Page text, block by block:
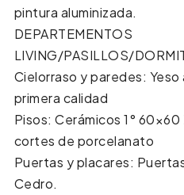
pintura aluminizada.
DEPARTEMENTOS
LIVING/PASILLOS/
Cielorraso y paredes:
primera calidad
Pisos: Cerámicos 1°
cortes de porcelanato
Puertas y placares:
Cedro.